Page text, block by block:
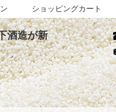
酒造が新
ショッピングカート